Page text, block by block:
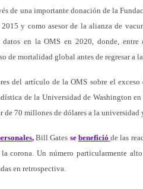
de una importante donación de la
y como asesor de la alianza de
en la OMS en 2020, donde, entre
de mortalidad global antes de regresar a
del artículo de la OMS sobre el
de la Universidad de Washington
de 70 millones de dólares a la
,Bill Gates se benefició de las
corona. Un número particularmente
en retrospectiva.